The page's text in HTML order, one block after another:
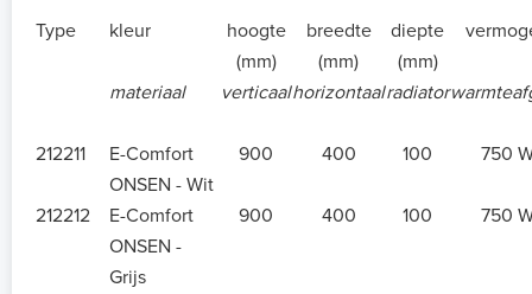
Type kleur
hoogte
(mm)
breedte
(mm)
diepte
(mm)
materiaal verticaalhorizontaalradiator
212211
E-Comfort
ONSEN - Wit
900 400 100 750
212212
E-Comfort
ONSEN -
Grijs
900 400 100 750